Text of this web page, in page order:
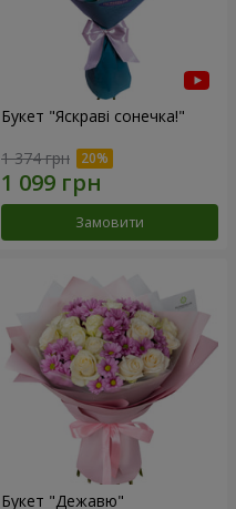
Букет "Яскраві сонечка!"
1 374 грн
Замовити
Букет "Дежавю"